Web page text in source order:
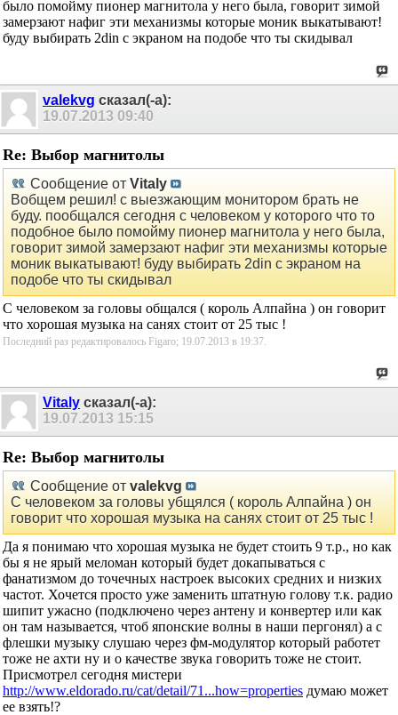
было помойму пионер магнитола у него была, говорит зимой
замерзают нафиг эти механизмы которые моник выкатывают!
буду выбирать 2din с экраном на подобе что ты скидывал
valekvg сказал(-а):
19.07.2013 09:40
Re: Выбор магнитолы
Сообщение от Vitaly
Вобщем решил! с выезжающим монитором брать не
буду. пообщался сегодня с человеком у которого что то
подобное было помойму пионер магнитола у него была,
говорит зимой замерзают нафиг эти механизмы которые
моник выкатывают! буду выбирать 2din с экраном на
подобе что ты скидывал
С человеком за головы общался ( король Алпайна ) он говорит
что хорошая музыка на санях стоит от 25 тыс !
Последний раз редактировалось Figaro; 19.07.2013 в 19:37.
Vitaly сказал(-а):
19.07.2013 15:15
Re: Выбор магнитолы
Сообщение от valekvg
С человеком за головы убщялся ( король Алпайна ) он
говорит что хорошая музыка на санях стоит от 25 тыс !
Да я понимаю что хорошая музыка не будет стоить 9 т.р., но как
бы я не ярый меломан который будет докапываться с
фанатизмом до точечных настроек высоких средних и низких
частот. Хочется просто уже заменить штатную голову т.к. радио
шипит ужасно (подключено через антену и конвертер или как
он там называется, чтоб японские волны в наши пергонял) а с
флешки музыку слушаю через фм-модулятор который работет
тоже не ахти ну и о качестве звука говорить тоже не стоит.
Присмотрел сегодня мистери
http://www.eldorado.ru/cat/detail/71...how=properties думаю может
ее взять!?